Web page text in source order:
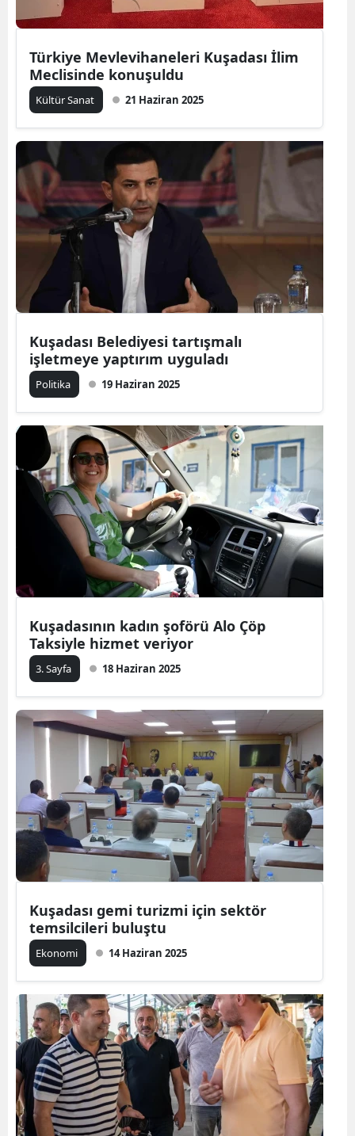
Türkiye Mevlevihaneleri Kuşadası İlim
Meclisinde konuşuldu
Kültür Sanat 21 Haziran 2025
Kuşadası Belediyesi tartışmalı
işletmeye yaptırım uyguladı
Politika 19 Haziran 2025
Kuşadasının kadın şoförü Alo Çöp
Taksiyle hizmet veriyor
3. Sayfa 18 Haziran 2025
Kuşadası gemi turizmi için sektör
temsilcileri buluştu
Ekonomi 14 Haziran 2025